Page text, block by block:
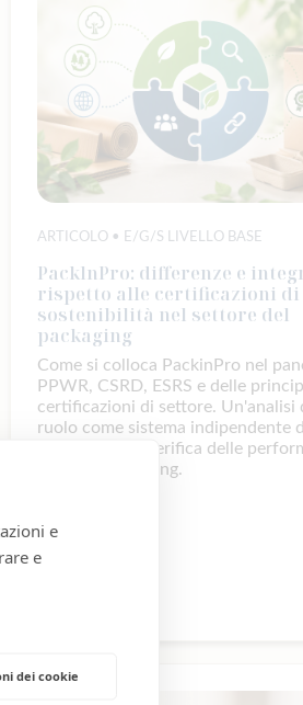
e
e
dei cookie
ARTICOLO • E/G/S LIVELLO BASE
PacklnPro: differenze e
rispetto alle certificazioni di
sostenibilità nel settore del
packaging
Come si colloca PackinPro nel
PPWR, CSRD, ESRS e delle
certificazioni di settore. Un'analisi
ruolo come sistema indipendente
misurazione e verifica delle
ESG nel packaging.